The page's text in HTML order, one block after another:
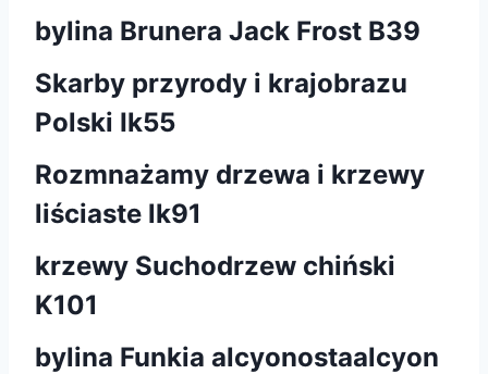
bylina Brunera Jack Frost B39
Skarby przyrody i krajobrazu
Polski Ik55
Rozmnażamy drzewa i krzewy
liściaste lk91
krzewy Suchodrzew chiński
K101
bylina Funkia alcyonostaalcyon